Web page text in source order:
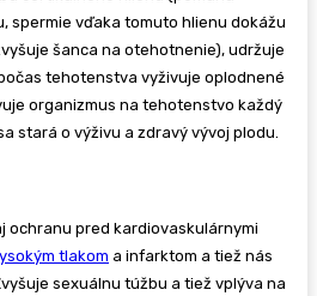
spermie vďaka tomuto hlienu dokážu
šanca na otehotnenie), udržuje
tehotenstva vyživuje oplodnené
organizmus na tehotenstvo každý
stará o výživu a zdravý vývoj plodu.
ochranu pred kardiovaskulárnymi
tlakom a infarktom a tiež nás
sexuálnu túžbu a tiež vplýva na